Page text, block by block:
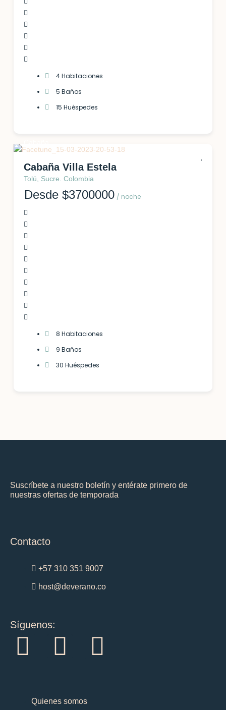
4 Habitaciones
5 Baños
15 Huéspedes
Cabaña Villa Estela
Tolú, Sucre. Colombia
Desde $3700000 / noche
8 Habitaciones
9 Baños
30 Huéspedes
Suscríbete a nuestro boletín y entérate primero de
nuestras ofertas de temporada
Contacto
+57 310 351 9007
host@deverano.co
Síguenos:
I
s
F
c
T
Quienes somos